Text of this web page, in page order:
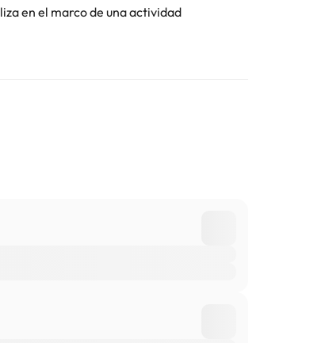
en el marco de una actividad